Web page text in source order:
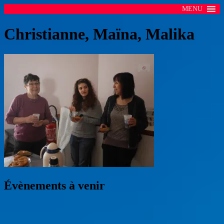
MENU
Christianne, Maïna, Malika
Évènements à venir